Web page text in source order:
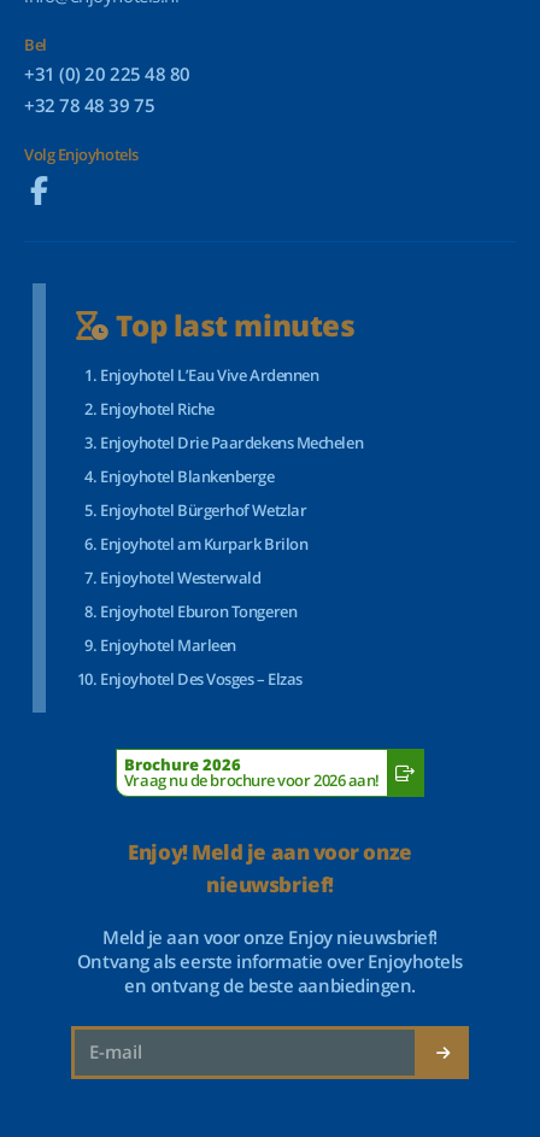
Bel
+31 (0) 20 225 48 80
+32 78 48 39 75
Volg Enjoyhotels
Top last minutes
Enjoyhotel L’Eau Vive Ardennen
Enjoyhotel Riche
Enjoyhotel Drie Paardekens Mechelen
Enjoyhotel Blankenberge
Enjoyhotel Bürgerhof Wetzlar
Enjoyhotel am Kurpark Brilon
Enjoyhotel Westerwald
Enjoyhotel Eburon Tongeren
Enjoyhotel Marleen
Enjoyhotel Des Vosges – Elzas
Brochure 2026
Vraag nu de brochure voor 2026 aan!
Enjoy! Meld je aan voor onze
nieuwsbrief!
Meld je aan voor onze Enjoy nieuwsbrief!
Ontvang als eerste informatie over Enjoyhotels
en ontvang de beste aanbiedingen.